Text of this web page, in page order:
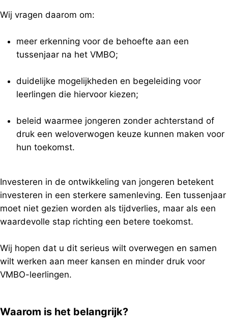
Wij vragen daarom om:
meer erkenning voor de behoefte aan een
tussenjaar na het VMBO;
duidelijke mogelijkheden en begeleiding voor
leerlingen die hiervoor kiezen;
beleid waarmee jongeren zonder achterstand of
druk een weloverwogen keuze kunnen maken voor
hun toekomst.
Investeren in de ontwikkeling van jongeren betekent
investeren in een sterkere samenleving. Een tussenjaar
moet niet gezien worden als tijdverlies, maar als een
waardevolle stap richting een betere toekomst.
Wij hopen dat u dit serieus wilt overwegen en samen
wilt werken aan meer kansen en minder druk voor
VMBO-leerlingen.
Waarom is het belangrijk?